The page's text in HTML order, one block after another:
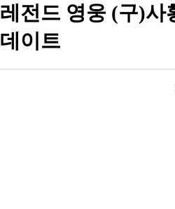
레전드 영웅 (구)사
데이트